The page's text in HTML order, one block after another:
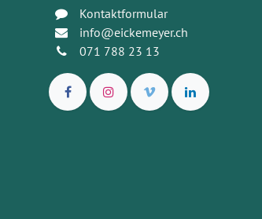
Kontaktformular
info@eickemeyer.ch
071 788 23 13